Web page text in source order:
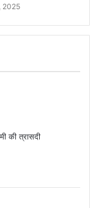
2025
की त्रासदी